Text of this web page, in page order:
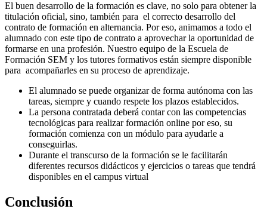
El buen desarrollo de la formación es clave, no solo para obtener la
titulación oficial, sino, también para el correcto desarrollo del
contrato de formación en alternancia. Por eso, animamos a todo el
alumnado con este tipo de contrato a aprovechar la oportunidad de
formarse en una profesión. Nuestro equipo de la Escuela de
Formación SEM y los tutores formativos están siempre disponible
para acompañarles en su proceso de aprendizaje.
El alumnado se puede organizar de forma autónoma con las
tareas, siempre y cuando respete los plazos establecidos.
La persona contratada deberá contar con las competencias
tecnológicas para realizar formación online por eso, su
formación comienza con un módulo para ayudarle a
conseguirlas.
Durante el transcurso de la formación se le facilitarán
diferentes recursos didácticos y ejercicios o tareas que tendrá
disponibles en el campus virtual
Conclusión